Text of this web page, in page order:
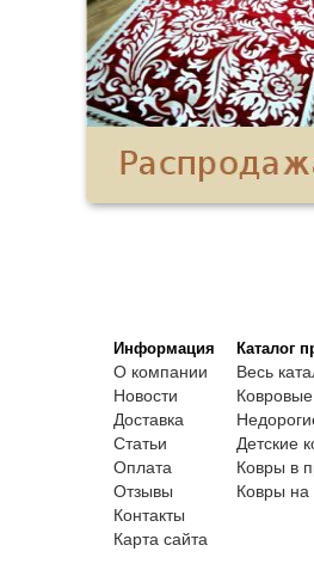
Информация Каталог
О компании Весь
Новости
Доставка
Статьи
Детские
Оплата
Ковры в
Отзывы
Ковры на
Контакты
Карта сайта